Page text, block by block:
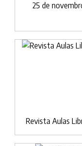
25 de
Revista Aulas